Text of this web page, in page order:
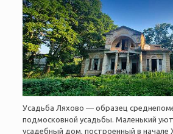
Усадьба Ляхово — образец
подмосковной усадьбы. Маленький
усадебный дом, построенный в начале